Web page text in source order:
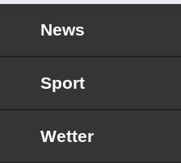
News
Sport
Wetter